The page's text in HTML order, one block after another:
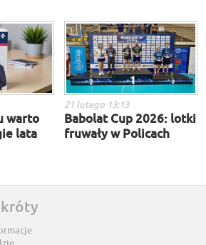
warto
lata
21 lutego 13:13
Babolat Cup 2026: lotki
fruwały w Policach